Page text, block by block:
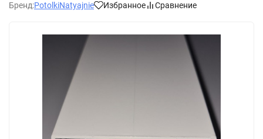
Бренд:PotolkiNatyajnie Избранное Сравнение